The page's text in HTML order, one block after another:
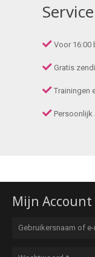
Voor 16:00
Gratis
Trainingen
Persoonlijk
Mijn Account